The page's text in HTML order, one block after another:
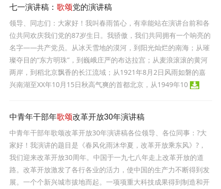
七一演讲稿： 歌颂党的演讲稿
领导、同志们：大家好！我叫春雨笛心，有幸能站在演讲台前和各
位共同欢庆我们党的87岁生日。我骄傲，我们共同拥有一个响亮的
名字——共产党员。从冰天雪地的漠河，到阳光灿烂的南海；从璀
璨夺目的“东方明珠”，到巍峨庄严的布达拉宫；从麦浪滚滚的黄河
两岸，到稻北京飘香的长江流域；从1921年8月2日风雨如磐的嘉
兴南湖至XX年10月15日秋高气爽的首都北京，从1949年10
中青年干部年歌颂改革开放30年演讲稿
中青年干部年歌颂改革开放30年演讲稿各位领导、各位同事：?大
家好！我演讲的题目是《春风化雨沐华夏，改革开放乘东风》?，
我们迎来改革开放30周年。中国于一九七八年走上改革开放的道
路。改革开放激发了各行各业的活力，使中国的生产力不断得到发
展。一个个新兴城市拔地而起。一项项重大科技成果得到制造和开